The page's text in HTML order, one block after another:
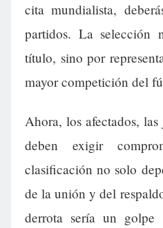
cita mundialista,
partidos. La selección
título, sino por
mayor competición del
Ahora, los afectados,
deben exigir
clasificación no solo
de la unión y del
derrota sería un